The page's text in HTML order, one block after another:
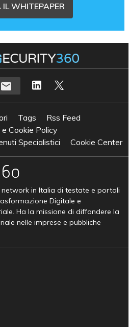
IL WHITEPAPER
Tags
Rss Feed
Cookie Policy
Specialistici
Cookie Center
in Italia di testate e portali
Digitale e
Ha la missione di diffondere la
nelle imprese e pubbliche